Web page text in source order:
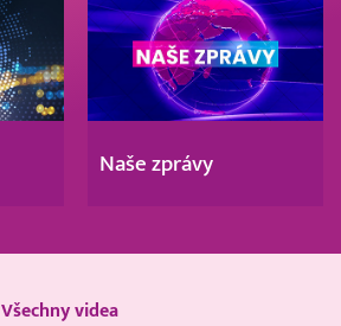
Naše zprávy
Všechny videa